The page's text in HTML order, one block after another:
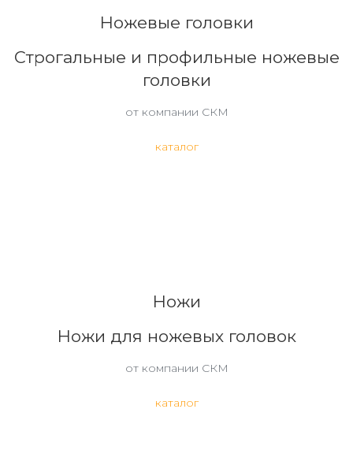
Ножевые головки
Строгальные и профильные ножевые
головки
от компании СКМ
каталог
Ножи
Ножи для ножевых головок
от компании СКМ
каталог